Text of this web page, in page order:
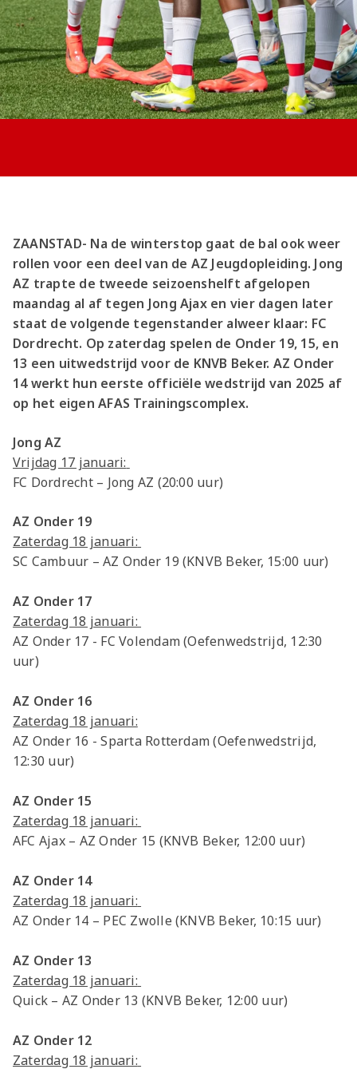
Jong AZ
Seizoenkaart
ZAANSTAD- Na de winterstop gaat de bal ook weer
rollen voor een deel van de AZ Jeugdopleiding. Jong
AZ trapte de tweede seizoenshelft afgelopen
maandag al af tegen Jong Ajax en vier dagen later
staat de volgende tegenstander alweer klaar: FC
Dordrecht. Op zaterdag spelen de Onder 19, 15, en
13 een uitwedstrijd voor de KNVB Beker. AZ Onder
14 werkt hun eerste officiële wedstrijd van 2025 af
op het eigen AFAS Trainingscomplex.
Jong AZ
Vrijdag 17 januari:
FC Dordrecht – Jong AZ (20:00 uur)
AZ Onder 19
Zaterdag 18 januari:
SC Cambuur – AZ Onder 19 (KNVB Beker, 15:00 uur)
AZ Onder 17
Zaterdag 18 januari:
AZ Onder 17 - FC Volendam (Oefenwedstrijd, 12:30
uur)
AZ Onder 16
Zaterdag 18 januari:
AZ Onder 16 - Sparta Rotterdam (Oefenwedstrijd,
12:30 uur)
AZ Onder 15
Zaterdag 18 januari:
AFC Ajax – AZ Onder 15 (KNVB Beker, 12:00 uur)
AZ Onder 14
Zaterdag 18 januari:
AZ Onder 14 – PEC Zwolle (KNVB Beker, 10:15 uur)
AZ Onder 13
Zaterdag 18 januari:
Quick – AZ Onder 13 (KNVB Beker, 12:00 uur)
AZ Onder 12
Zaterdag 18 januari: